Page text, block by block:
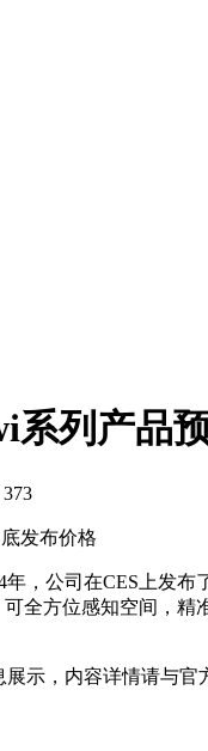
系列产品
发布价格
，公司在CES上发
全方位感知空间，
示，内容详情请与官